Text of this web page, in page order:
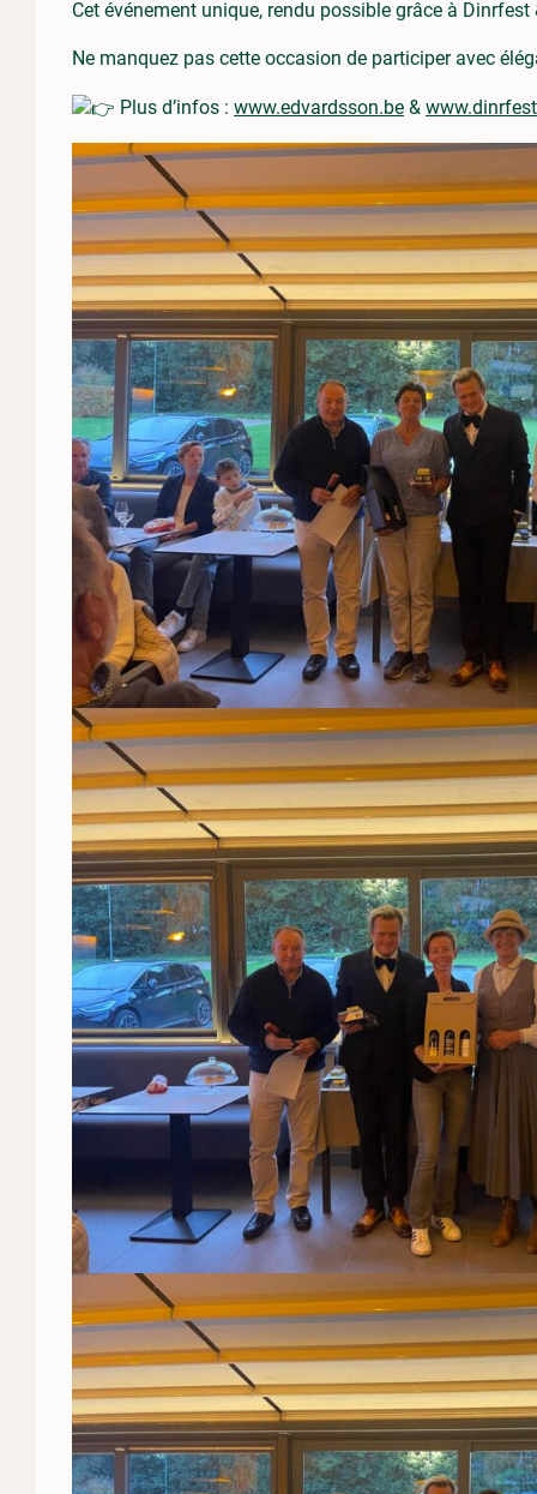
Cet événement unique, rendu possible grâce à
Ne manquez pas cette occasion de participer avec
Plus d’infos : www.edvardsson.be &